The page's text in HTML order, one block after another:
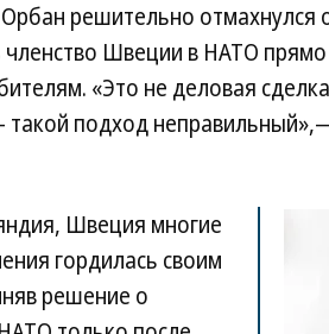
решительно отмахнулся
Швеции в НАТО прямо
«Это не деловая
подход
Швеция многие
гордилась своим
решение о